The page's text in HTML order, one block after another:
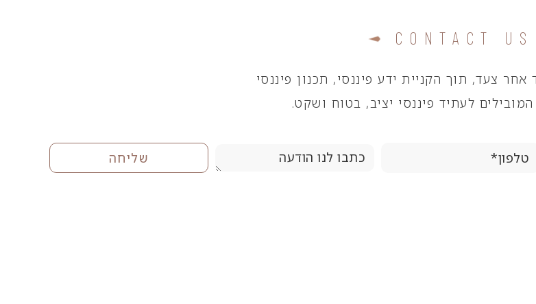
CONTACT US
צעד, תוך הקניית ידע פיננסי, תכנון פיננסי
לעתיד פיננסי יציב, בטוח ושקט.
שליחה